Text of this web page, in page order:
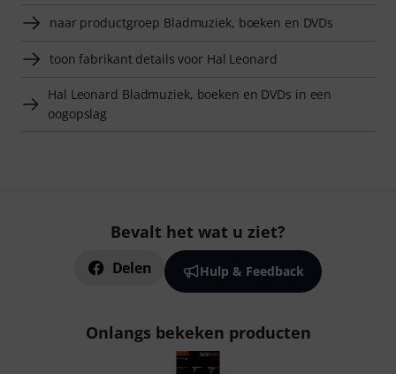
naar productgroep Bladmuziek, boeken en DVDs
toon fabrikant details voor Hal Leonard
Hal Leonard Bladmuziek, boeken en DVDs in een
oogopslag
Bevalt het wat u ziet?
Delen Hulp & Feedback
Onlangs bekeken producten